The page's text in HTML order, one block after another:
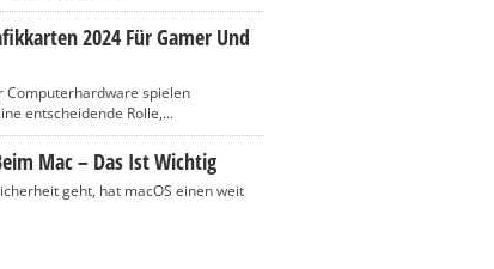
2024 Für Gamer Und
Computerhardware spielen
entscheidende Rolle,...
Mac – Das Ist Wichtig
geht, hat macOS einen weit